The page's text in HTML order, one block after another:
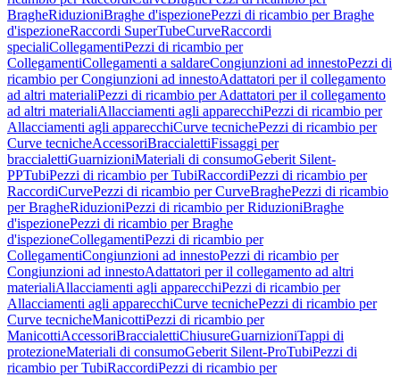
BragheRiduzioniBraghe d'ispezionePezzi di ricambio per Braghe
d'ispezioneRaccordi SuperTubeCurveRaccordi
specialiCollegamentiPezzi di ricambio per
CollegamentiCollegamenti a saldareCongiunzioni ad innestoPezzi di
ricambio per Congiunzioni ad innestoAdattatori per il collegamento
ad altri materialiPezzi di ricambio per Adattatori per il collegamento
ad altri materialiAllacciamenti agli apparecchiPezzi di ricambio per
Allacciamenti agli apparecchiCurve tecnichePezzi di ricambio per
Curve tecnicheAccessoriBraccialettiFissaggi per
braccialettiGuarnizioniMateriali di consumoGeberit Silent-
PPTubiPezzi di ricambio per TubiRaccordiPezzi di ricambio per
RaccordiCurvePezzi di ricambio per CurveBraghePezzi di ricambio
per BragheRiduzioniPezzi di ricambio per RiduzioniBraghe
d'ispezionePezzi di ricambio per Braghe
d'ispezioneCollegamentiPezzi di ricambio per
CollegamentiCongiunzioni ad innestoPezzi di ricambio per
Congiunzioni ad innestoAdattatori per il collegamento ad altri
materialiAllacciamenti agli apparecchiPezzi di ricambio per
Allacciamenti agli apparecchiCurve tecnichePezzi di ricambio per
Curve tecnicheManicottiPezzi di ricambio per
ManicottiAccessoriBraccialettiChiusureGuarnizioniTappi di
protezioneMateriali di consumoGeberit Silent-ProTubiPezzi di
ricambio per TubiRaccordiPezzi di ricambio per